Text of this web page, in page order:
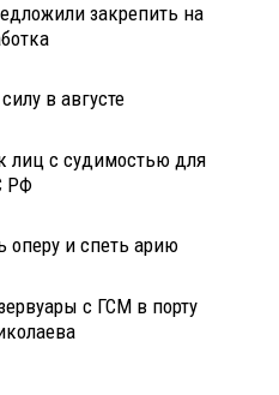
закрепить на
в августе
лиц с судимостью для
РФ
оперу и спеть арию
с ГСМ в порту